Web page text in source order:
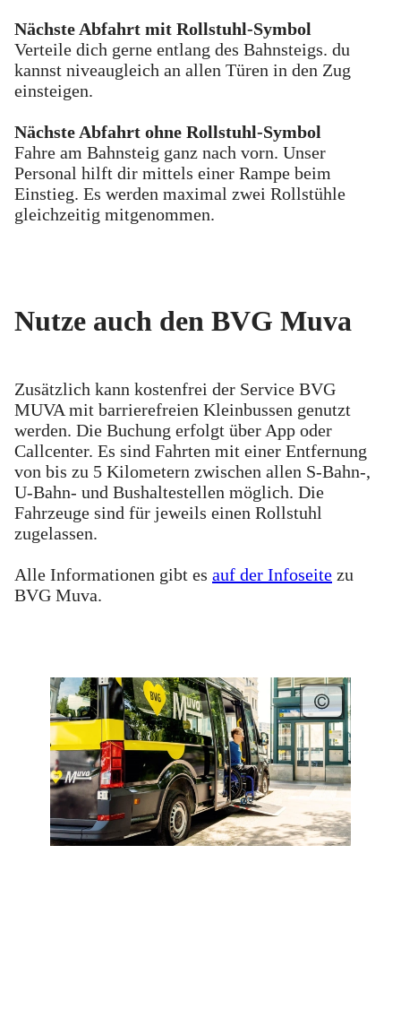
Nächste Abfahrt mit Rollstuhl-Symbol
Verteile dich gerne entlang des Bahnsteigs. du
kannst niveaugleich an allen Türen in den Zug
einsteigen.
Nächste Abfahrt ohne Rollstuhl-Symbol
Fahre am Bahnsteig ganz nach vorn. Unser
Personal hilft dir mittels einer Rampe beim
Einstieg. Es werden maximal zwei Rollstühle
gleichzeitig mitgenommen.
Nutze auch den BVG Muva
Zusätzlich kann kostenfrei der Service BVG
MUVA mit barrierefreien Kleinbussen genutzt
werden. Die Buchung erfolgt über App oder
Callcenter. Es sind Fahrten mit einer Entfernung
von bis zu 5 Kilometern zwischen allen S-Bahn-,
U-Bahn- und Bushaltestellen möglich. Die
Fahrzeuge sind für jeweils einen Rollstuhl
zugelassen.
Alle Informationen gibt es auf der Infoseite zu
BVG Muva.